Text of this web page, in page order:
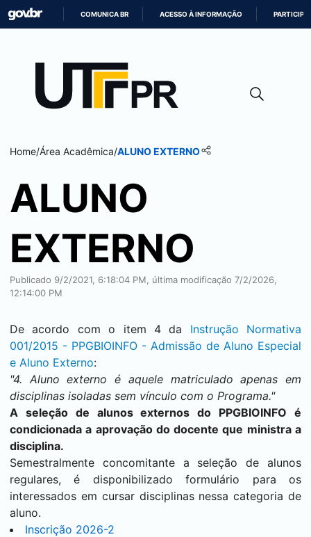
CONTEÚDO
COMUNICA BR ACESSO À INFORMAÇÃO PARTICIPE
Home/Área Acadêmica/ALUNO EXTERNO
ALUNO
EXTERNO
Publicado 9/2/2021, 6:18:04 PM, última modificação 7/2/2026,
12:14:00 PM
De acordo com o item 4 da
Instrução Normativa
001/2015 - PPGBIOINFO - Admissão de Aluno Especial
e Aluno Externo:
"4. Aluno externo é aquele matriculado apenas em
disciplinas isoladas sem vínculo com o Programa."
A seleção de alunos externos do PPGBIOINFO é
condicionada a aprovação do docente que ministra a
disciplina.
Semestralmente concomitante a seleção de alunos
regulares, é disponibilizado formulário para os
interessados em cursar disciplinas nessa categoria de
aluno.
Inscrição 2026-2